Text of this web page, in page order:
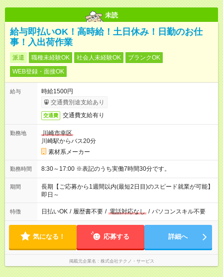
未読
給与即払いOK！高時給！土日休み！日勤のお仕
事！入出荷作業
派遣 職種未経験OK 社会人未経験OK
ブランクOK
WEB登録・面接OK
給与
時給1500円
交通費別途支給あり
交通費 交通費支給有り
勤務地
川崎市幸区
川崎駅からバス20分
素材系メーカー
勤務時間 8:30～17:00 ※表記のうち実働7時間30分です。
期間
長期【ご応募から1週間以内(最短2日目)のスピード就業が可能】
即日～
特徴 日払いOK / 履歴書不要 / 電話対応なし / パソコンスキル不要
気になる！ 応募する 詳細へ
掲載元企業名 株式会社テクノ・サービス